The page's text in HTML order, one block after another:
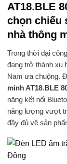
AT18.BLE
chọn chiếu
nhà thông
Trong thời đại
đang trở thành xu
Nam ưa chuộng.
minh AT18.BLE
năng kết nối
năng lượng vượt
đầy đủ về sản